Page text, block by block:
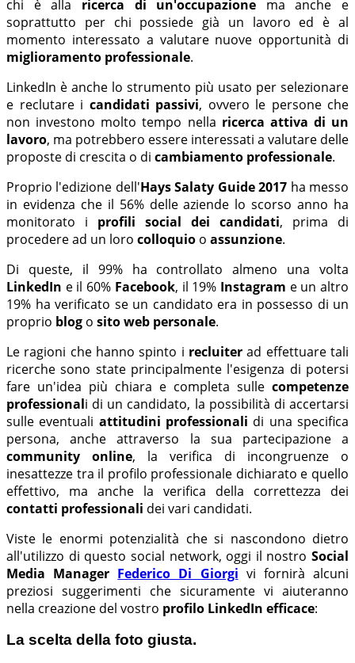
chi è alla ricerca di un'occupazione ma anche e
soprattutto per chi possiede già un lavoro ed è al
momento interessato a valutare nuove opportunità di
miglioramento professionale.
LinkedIn è anche lo strumento più usato per selezionare
e reclutare i candidati passivi, ovvero le persone che
non investono molto tempo nella ricerca attiva di un
lavoro, ma potrebbero essere interessati a valutare delle
proposte di crescita o di cambiamento professionale.
Proprio l'edizione dell'Hays Salaty Guide 2017 ha messo
in evidenza che il 56% delle aziende lo scorso anno ha
monitorato i profili social dei candidati, prima di
procedere ad un loro colloquio o assunzione.
Di queste, il 99% ha controllato almeno una volta
LinkedIn e il 60% Facebook, il 19% Instagram e un altro
19% ha verificato se un candidato era in possesso di un
proprio blog o sito web personale.
Le ragioni che hanno spinto i recluiter ad effettuare tali
ricerche sono state principalmente l'esigenza di potersi
fare un'idea più chiara e completa sulle competenze
professionali di un candidato, la possibilità di accertarsi
sulle eventuali attitudini professionali di una specifica
persona, anche attraverso la sua partecipazione a
community online, la verifica di incongruenze o
inesattezze tra il profilo professionale dichiarato e quello
effettivo, ma anche la verifica della correttezza dei
contatti professionali dei vari candidati.
Viste le enormi potenzialità che si nascondono dietro
all'utilizzo di questo social network, oggi il nostro Social
Media Manager Federico Di Giorgi vi fornirà alcuni
preziosi suggerimenti che sicuramente vi aiuteranno
nella creazione del vostro profilo LinkedIn efficace:
La scelta della foto giusta.